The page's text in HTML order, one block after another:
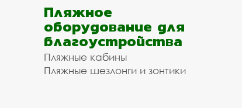
Пляжное
оборудование для
благоустройства
Пляжные кабины
Пляжные шезлонги и зонтики